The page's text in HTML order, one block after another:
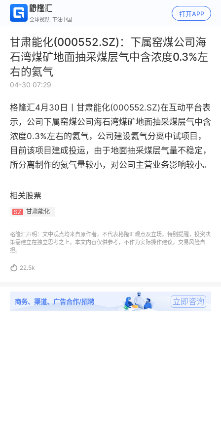
全球视野, 下注中国
打开APP
甘肃能化(000552.SZ)：下属窑煤公司海
石湾煤矿地面抽采煤层气中含浓度0.3%左
右的氦气
04-30 07:29
格隆汇4月30日丨 甘肃能化(000552.SZ)在互动平台表
示， 公司下属窑煤公司海石湾煤矿地面抽采煤层气中含
浓度0.3%左右的氦气，公司建设氦气分离中试项目，
目前该项目建成投运，由于地面抽采煤层气量不稳定，
所分离制作的氦气量较小，对公司主营业务影响较小。
相关股票
SZ 甘肃能化
格隆汇声明：文中观点均来自原作者，不代表格隆汇观点及立场。特别提醒，投资决
策需建立在独立思考之上，本文内容仅供参考，不作为实际操作建议，交易风险自
担。
 22.5k
商务、渠道、广告合作/招聘 立即咨询